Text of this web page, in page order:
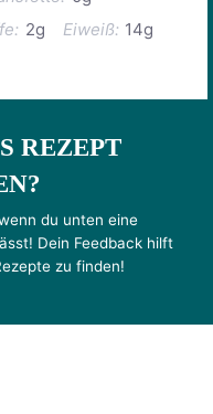
2g Eiweiß: 14g
REZEPT
du unten eine
Dein Feedback hilft
zu finden!